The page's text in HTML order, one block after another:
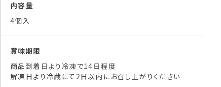
内容量
4個入
賞味期限
商品到着日より冷凍で14日程度
解凍日より冷蔵にて2日以内にお召し上がりください